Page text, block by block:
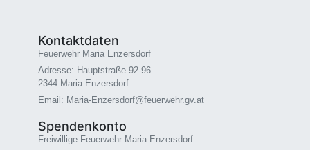
Kontaktdaten
Feuerwehr Maria Enzersdorf
Adresse: Hauptstraße 92-96
2344 Maria Enzersdorf
Email: Maria-Enzersdorf@feuerwehr.gv.at
Spendenkonto
Freiwillige Feuerwehr Maria Enzersdorf